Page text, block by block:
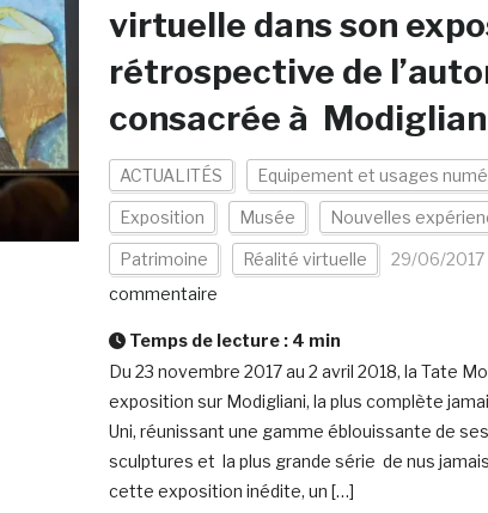
virtuelle dans son
rétrospective de
consacrée à
ACTUALITÉS Equipement et usages
Exposition Musée Nouvelles
Patrimoine Réalité virtuelle 29/06/2017
commentaire
Temps de lecture : 4 min
Du 23 novembre 2017 au 2 avril 2018, la Tate
exposition sur Modigliani, la plus complète
Uni, réunissant une gamme éblouissante de
sculptures et la plus grande série de nus
cette exposition inédite, un […]